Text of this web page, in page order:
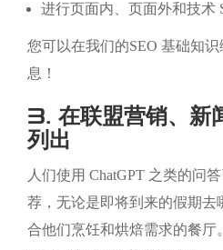
进行页面内、页面外和技术
您可以在我们的SEO 基础知
息！
3. 在联盟营销、新
列出
人们使用 ChatGPT 之类的问
荐，无论是即将到来的假期去
合他们烹饪和烘焙需求的餐厅